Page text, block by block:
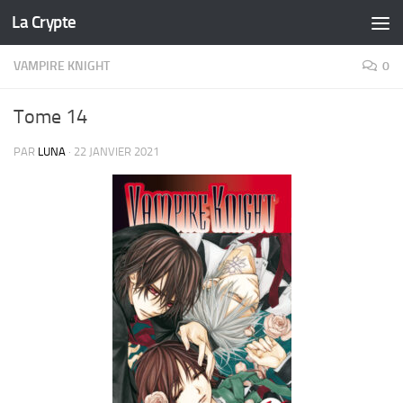
Skip to content
La Crypte
VAMPIRE KNIGHT 0
Tome 14
PAR LUNA · 22 JANVIER 2021